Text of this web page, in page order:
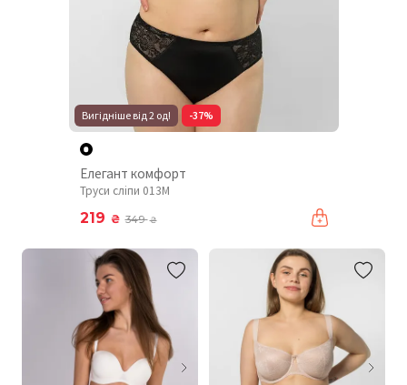
Вигідніше від 2 од! -37%
Елегант комфорт
Труси сліпи 013M
219 ₴ 349₴